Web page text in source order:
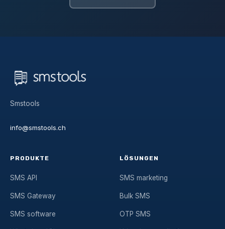
Smstools
info@smstools.ch
PRODUKTE
SMS API
SMS Gateway
SMS software
LÖSUNGEN
SMS marketing
Bulk SMS
OTP SMS